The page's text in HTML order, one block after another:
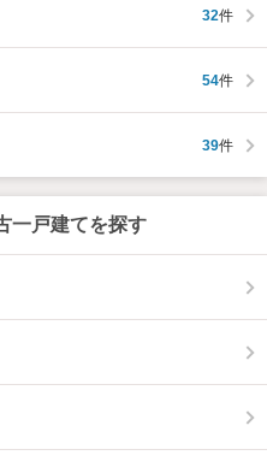
32件
54件
39件
一戸建てを探す